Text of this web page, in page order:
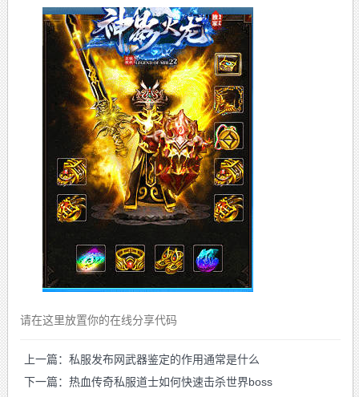
请在这里放置你的在线分享代码
上一篇：私服发布网武器鉴定的作用通常是什么
下一篇：热血传奇私服道士如何快速击杀世界boss